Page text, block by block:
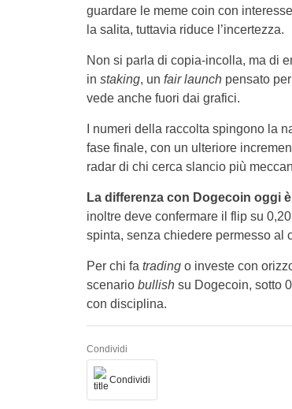
guardare le meme coin con
la salita, tuttavia riduce l’incertezza.
Non si parla di copia-incolla, ma di
in staking, un fair launchpensato per
vede anche fuori dai grafici.
I numeri della raccolta spingono la
fase finale, con un ulteriore
radar di chi cerca slancio più
La differenza con Dogecoin oggi
inoltre deve confermare il flip su
spinta, senza chiedere permesso al
Per chi fa tradingo investe con
scenario bullishsu Dogecoin, sotto
con disciplina.
Condividi
Condividi